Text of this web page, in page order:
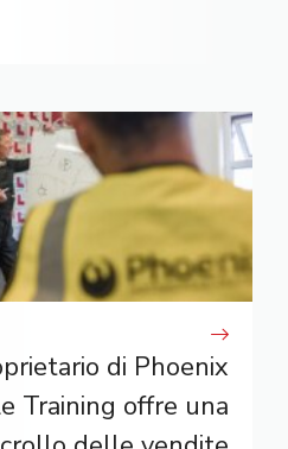
di Phoenix
Training offre una